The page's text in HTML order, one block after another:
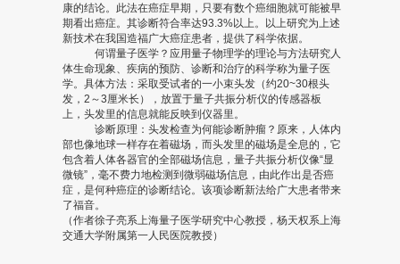
康的结论。此法在癌症早期，只要有数个癌细胞就可能被早
期看出癌症。其诊断符合率达93.3%以上。以上研究为上述
新技术在我国造福广大癌症患者，提供了科学依据。
何谓量子医学？应用量子物理学的理论与方法研究人
体生命现象、疾病的预防、诊断和治疗的科学称为量子医
学。具体方法：采取受试者的一小束头发（约20~30根头
发，2～3厘米长），放置于量子共振分析仪的传感器板
上，头发里的信息就能反映到仪器里。
诊断原理：头发检查为何能诊断肿瘤？原来，人体内
部也像地球一样存在着磁场，而头发里的磁场是全息的，它
包含着人体各器官的全部磁场信息，量子共振分析仪像“显
微镜”，毫不费力地检测到微弱磁场信息，由此作出是否癌
症，是何种癌症的诊断结论。该项诊断新法给广大患者带来
了福音。
（作者徐子亮系上海量子医学研究中心教授，杨天权系上海
交通大学附属第一人民医院教授）